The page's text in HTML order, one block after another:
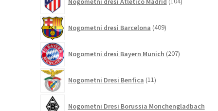
izdelki
Nogometni dresi Barcelona 409izdelkov
Nogometni dresi Bayern Munich 207izdelkov
Nogometni Dresi Benfica 11izdelkov
Nogometni Dresi Borussia Monchengladbach